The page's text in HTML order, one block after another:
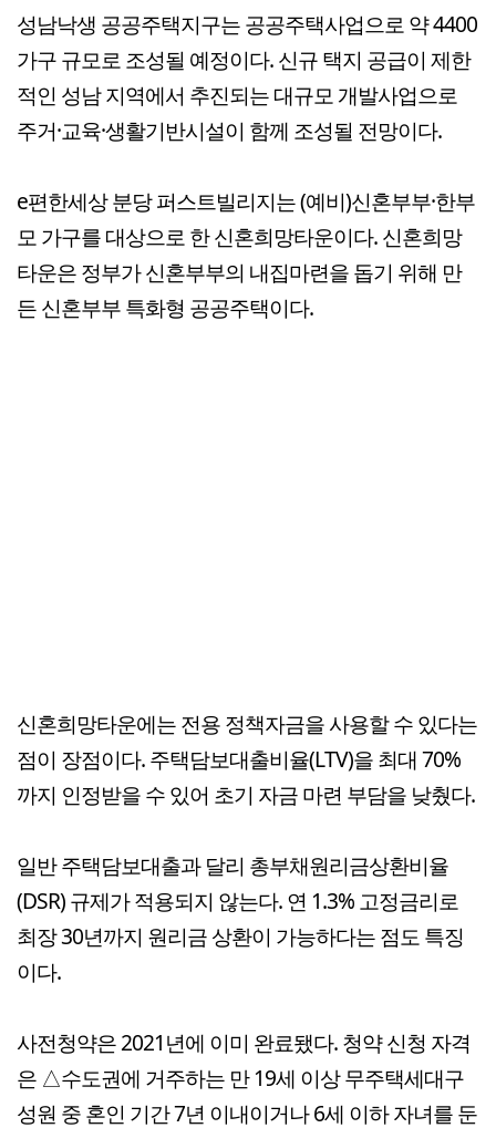
성남낙생 공공주택지구는 공공주택사업으로 약 4400
가구 규모로 조성될 예정이다. 신규 택지 공급이 제한
적인 성남 지역에서 추진되는 대규모 개발사업으로
주거·교육·생활기반시설이 함께 조성될 전망이다.
e편한세상 분당 퍼스트빌리지는 (예비)신혼부부·한부
모 가구를 대상으로 한 신혼희망타운이다. 신혼희망
타운은 정부가 신혼부부의 내집마련을 돕기 위해 만
든 신혼부부 특화형 공공주택이다.
신혼희망타운에는 전용 정책자금을 사용할 수 있다는
점이 장점이다. 주택담보대출비율(LTV)을 최대 70%
까지 인정받을 수 있어 초기 자금 마련 부담을 낮췄다.
일반 주택담보대출과 달리 총부채원리금상환비율
(DSR) 규제가 적용되지 않는다. 연 1.3% 고정금리로
최장 30년까지 원리금 상환이 가능하다는 점도 특징
이다.
사전청약은 2021년에 이미 완료됐다. 청약 신청 자격
은 △수도권에 거주하는 만 19세 이상 무주택세대구
성원 중 혼인 기간 7년 이내이거나 6세 이하 자녀를 둔